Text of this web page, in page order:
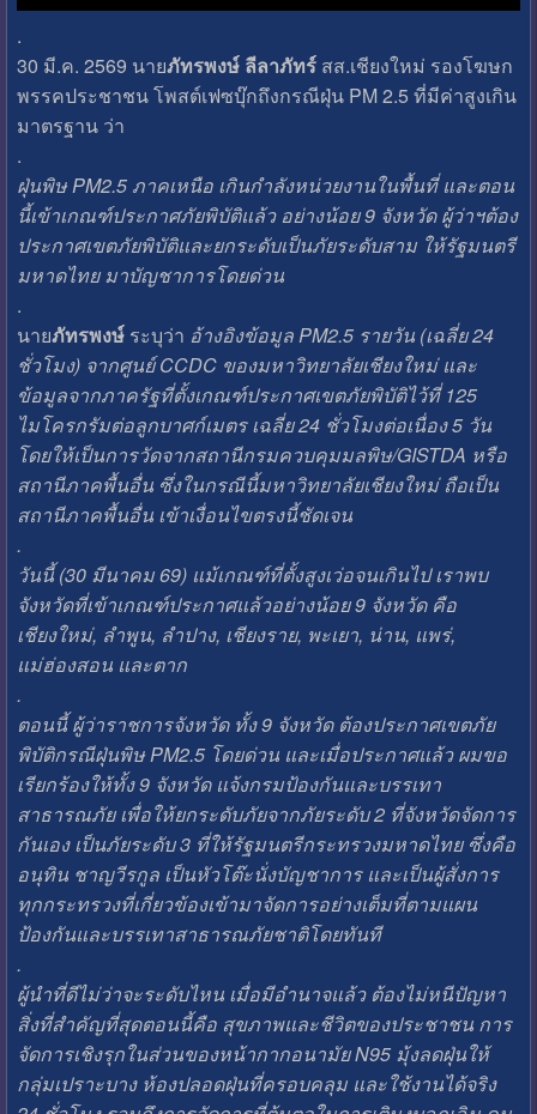
.
30 มี.ค. 2569 นายภัทรพงษ์ ลีลาภัทร์สส.เชียงใหม่ รองโฆษก
พรรคประชาชน โพสต์เฟซบุ๊กถึงกรณีฝุ่น PM 2.5 ที่มีค่าสูงเกิน
มาตรฐาน ว่า
.
ฝุ่นพิษ​ PM2.5 ภาคเหนือ เกินกำลังหน่วยงานในพื้นที่​ และตอน
นี้เข้าเกณฑ์ประกาศภัยพิบัติแล้ว อย่างน้อย​ 9 จังหวัด​ ผู้ว่าฯต้อง
ประกาศเขตภัยพิบัติและยกระดับเป็นภัยระดับสาม ให้รัฐมนตรี
มหาดไทย มาบัญชาการโดยด่วน
.
นายภัทรพงษ์ระบุว่า อ้างอิงข้อมูล​ PM2.5 รายวัน (เฉลี่ย​ 24​
ชั่วโมง)​ จากศูนย์ CCDC​ ของมหาวิทยาลัยเชียงใหม่​ และ
ข้อมูลจากภาครัฐที่ตั้งเกณฑ์ประกาศเขตภัยพิบัติไว้ที่​ 125
ไมโครกรัมต่อลูกบาศก์เมตร ​เฉลี่ย​ 24 ชั่วโมงต่อเนื่อง​ 5 วัน​
โดยให้เป็นการวัดจากสถานีกรมควบคุมมลพิษ/GISTDA หรือ​
สถานีภาคพื้นอื่น​ ซึ่งในกรณีนี้มหาวิทยาลัยเชียงใหม่ ถือเป็น
สถานีภาคพื้นอื่น​ เข้าเงื่อนไขตรงนี้ชัดเจน​
.
วันนี้ (30 มีนาคม 69) แม้เกณฑ์ที่ตั้งสูงเว่อจนเกินไป​ เราพบ
จังหวัดที่เข้าเกณฑ์ประกาศแล้วอย่างน้อย​ 9 จังหวัด​ คือ
เชียงใหม่, ลำพูน, ลำปาง, เชียงราย, พะเยา, น่าน, แพร่,
แม่ฮ่องสอน และตาก
.
ตอนนี้​ ผู้ว่าราชการจังหวัด​ ทั้ง​ 9 จังหวัด ต้องประกาศเขตภัย
พิบัติกรณีฝุ่นพิษ ​PM2.5​ โดยด่วน​ และเมื่อประกาศแล้ว​ ผมขอ
เรียกร้องให้​ทั้ง​ 9 จังหวัด​ แจ้งกรมป้องกัน​และ​บรรเทา​
สาธารณภัย ​เพื่อให้ยกระดับภัยจากภัยระดับ​ 2 ที่จังหวัดจัดการ
กันเอง​ เป็นภัยระดับ​ 3 ที่ให้รัฐมนตรีกระทรวงมหาดไทย​ ซึ่งคือ​
อนุทิน​ ชาญวีรกูล​ เป็นหัวโต๊ะนั่งบัญชาการ​ และเป็นผู้สั่งการ
ทุกกระทรวงที่เกี่ยวข้องเข้ามาจัดการอย่างเต็มที่ตามแผน
ป้องกันและบรรเทา​สาธารณภัย​ชาติโดยทันที
.
ผู้นำที่ดีไม่ว่าจะระดับไหน​ เมื่อมีอำนาจ​แล้ว ต้องไม่หนีปัญหา​
สิ่งที่สำคัญที่สุดตอนนี้คือ​ สุขภาพและชีวิตของประชาชน​ การ
จัดการเชิงรุกในส่วนของหน้ากากอนามัย N95 มุ้งลดฝุ่นให้
กลุ่มเปราะบาง​ ห้องปลอดฝุ่นที่ครอบคลุม และใช้งานได้จริง